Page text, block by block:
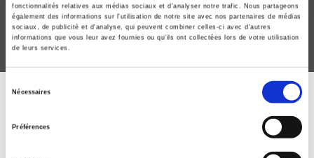
fonctionnalités relatives aux médias sociaux et d'analyser notre trafic. Nous partageons
également des informations sur l'utilisation de notre site avec nos partenaires de médias
sociaux, de publicité et d'analyse, qui peuvent combiner celles-ci avec d'autres
informations que vous leur avez fournies ou qu'ils ont collectées lors de votre utilisation
de leurs services.
Nécessaires
Préférences